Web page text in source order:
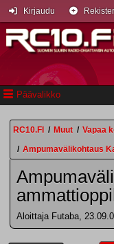
Päävalikko
Kirjaudu
RC10.FI / Muut / Vapaa
/ Ampumavälikohtaus
Aloittaja Futaba,